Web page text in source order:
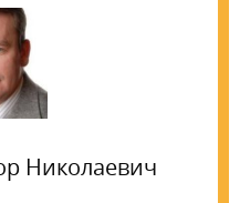
Николаевич